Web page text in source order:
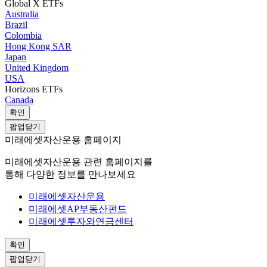
Global X ETFs
Australia
Brazil
Colombia
Hong Kong SAR
Japan
United Kingdom
USA
Horizons ETFs
Canada
확인
팝업닫기
미래에셋자산운용 홈페이지
미래에셋자산운용 관련 홈페이지를
통해 다양한 정보를 만나보세요
미래에셋자산운용
미래에셋AP부동산펀드
미래에셋투자와연금센터
확인
팝업닫기